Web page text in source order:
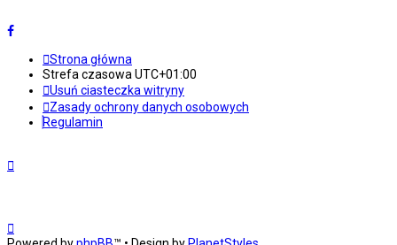
Strona główna
Strefa czasowaUTC+01:00
Usuń ciasteczka witryny
Zasady ochrony danych osobowych
Regulamin